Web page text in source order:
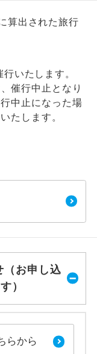
算出された旅行
いたします。
催行中止となり
中止になった場
たします。
（お申し込
）
らから